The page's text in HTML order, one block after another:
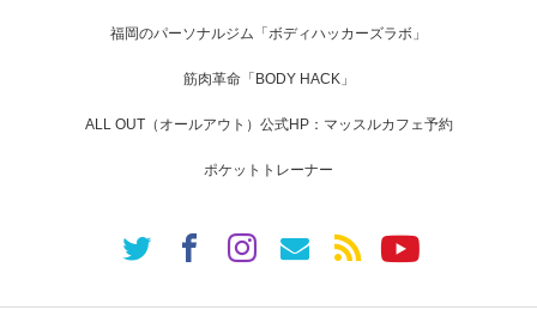
「ねとらぼ」さんに…
福岡のパーソナルジム「ボディハッカーズラボ」
筋肉革命「BODY HACK」
ALL OUT（オールアウト）公式HP：マッスルカフェ予約
ポケットトレーナー